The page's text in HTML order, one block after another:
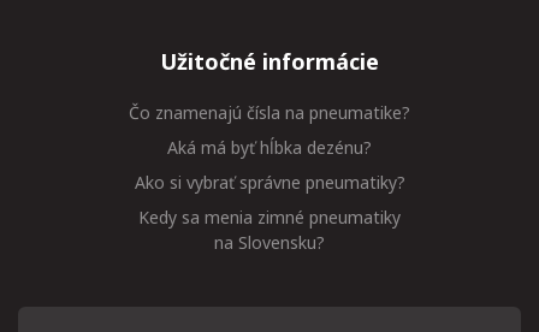
Užitočné informácie
Čo znamenajú čísla na pneumatike?
Aká má byť hĺbka dezénu?
Ako si vybrať správne pneumatiky?
Kedy sa menia zimné pneumatiky
na Slovensku?